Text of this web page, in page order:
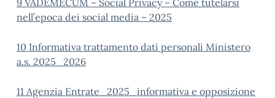
9 VADEMECUM – Social Privacy – Come tutelarsi
nell’epoca dei social media – 2025
10 Informativa trattamento dati personali Ministero
a.s. 2025_2026
11 Agenzia Entrate_2025_informativa e opposizione